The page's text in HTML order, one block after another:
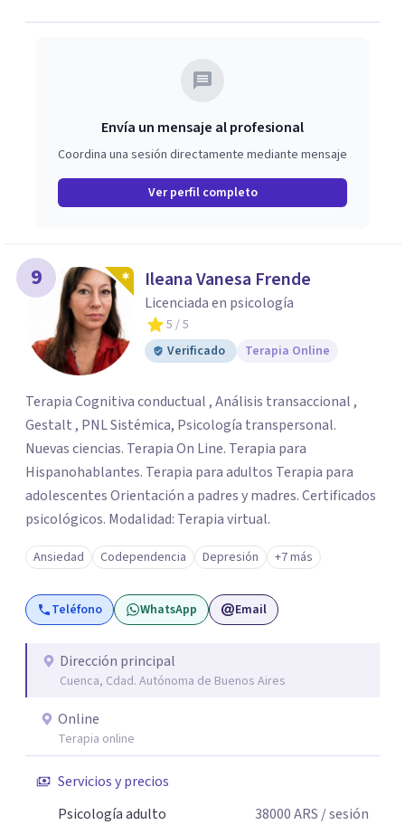
Envía un mensaje al profesional
Coordina una sesión directamente mediante mensaje
Ver perfil completo
9 Ileana Vanesa Frende
Licenciada en psicología
5 / 5
Verificado
Terapia Online
Terapia Cognitiva conductual , Análisis transaccional ,
Gestalt , PNL Sistémica, Psicología transpersonal.
Nuevas ciencias. Terapia On Line. Terapia para
Hispanohablantes. Terapia para adultos Terapia para
adolescentes Orientación a padres y madres. Certificados
psicológicos. Modalidad: Terapia virtual.
Ansiedad Codependencia Depresión +7 más
Teléfono WhatsApp Email
Dirección principal
Cuenca, Cdad. Autónoma de Buenos Aires
Online
Terapia online
Servicios y precios
Psicología adulto
38000ARS / sesión